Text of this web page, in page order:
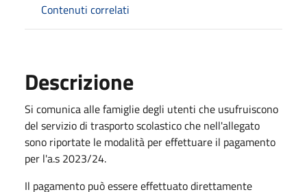
Contenuti correlati
Descrizione
Si comunica alle famiglie degli utenti che usufruiscono
del servizio di trasporto scolastico che nell'allegato
sono riportate le modalità per effettuare il pagamento
per l'a.s 2023/24.
Il pagamento può essere effettuato direttamente